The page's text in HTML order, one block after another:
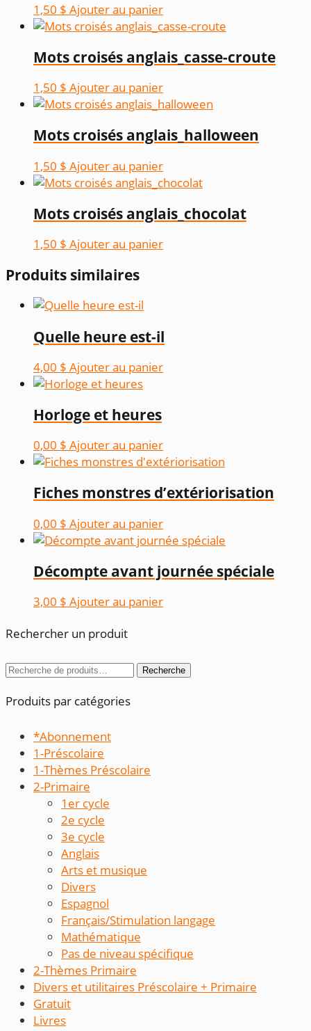
1,50 $ Ajouter au panier
Mots croisés anglais_casse-croute
1,50 $ Ajouter au panier
Mots croisés anglais_halloween
1,50 $ Ajouter au panier
Mots croisés anglais_chocolat
1,50 $ Ajouter au panier
Produits similaires
Quelle heure est-il
4,00 $ Ajouter au panier
Horloge et heures
0,00 $ Ajouter au panier
Fiches monstres d’extériorisation
0,00 $ Ajouter au panier
Décompte avant journée spéciale
3,00 $ Ajouter au panier
Rechercher un produit
Recherche
Recherche
Produits par catégories
*Abonnement
1-Préscolaire
1-Thèmes Préscolaire
2-Primaire
1er cycle
2e cycle
3e cycle
Anglais
Arts et musique
Divers
Espagnol
Français/Stimulation langage
Mathématique
Pas de niveau spécifique
2-Thèmes Primaire
Divers et utilitaires Préscolaire + Primaire
Gratuit
Livres